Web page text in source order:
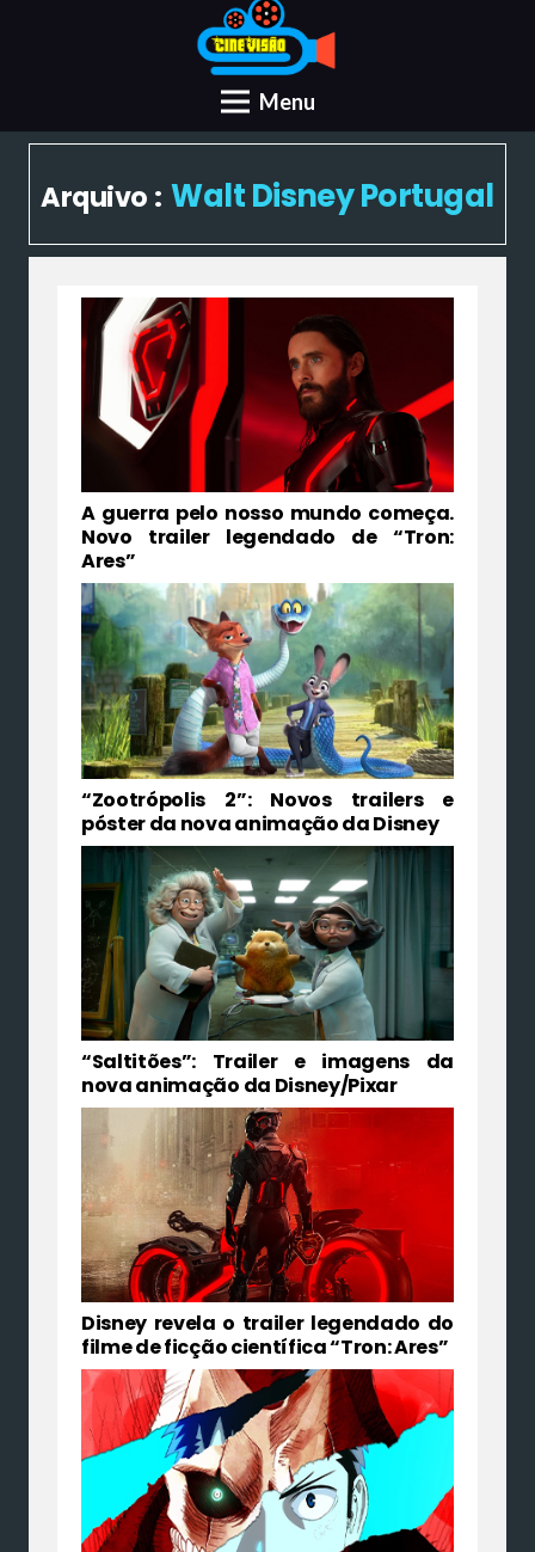
Menu
Arquivo : Walt Disney Portugal
A guerra pelo nosso mundo começa.
Novo trailer legendado de “Tron:
Ares”
“Zootrópolis 2”: Novos trailers e
póster da nova animação da Disney
“Saltitões”: Trailer e imagens da
nova animação da Disney/Pixar
Disney revela o trailer legendado do
filme de ficção científica “Tron: Ares”